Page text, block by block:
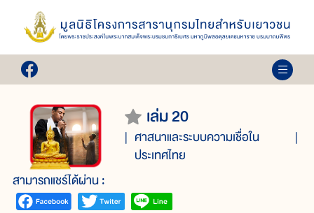
เล่ม 20
ศาสนาและระบบความเชื่อใน
ประเทศไทย
สามารถแชร์ได้ผ่าน :